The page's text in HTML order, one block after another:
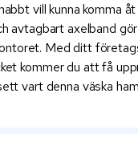
vill kunna komma
avtagbart axelband
Med ditt
kommer du att få
vart denna väska